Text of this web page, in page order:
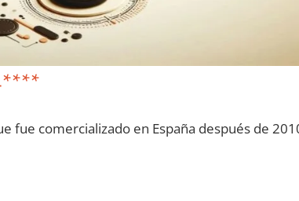
comercializado en España después dе